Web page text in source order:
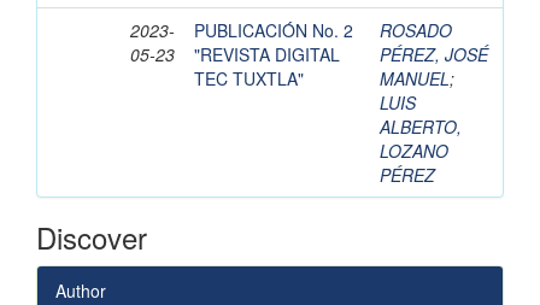
2023-
05-23
PUBLICACIÓN No. 2
"REVISTA DIGITAL
TEC TUXTLA"
ROSADO
PÉREZ, JOSÉ
MANUEL;
LUIS
ALBERTO,
LOZANO
PÉREZ
Discover
Author